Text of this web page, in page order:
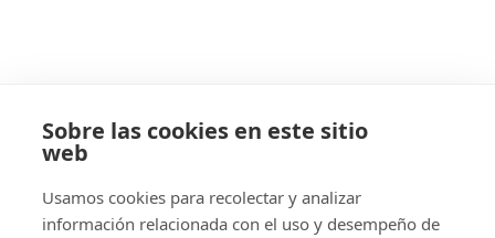
Sobre las cookies en este sitio
web
Usamos cookies para recolectar y analizar
información relacionada con el uso y desempeño de